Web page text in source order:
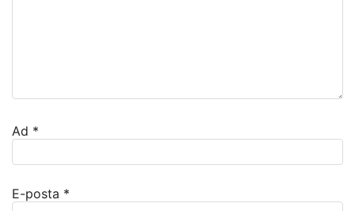
Ad *
E-posta *